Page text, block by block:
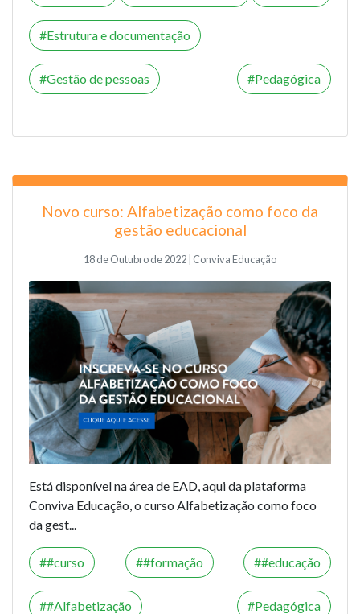
Estrutura e documentação
Gestão de pessoas Pedagógica
Novo curso: Alfabetização como foco da
gestão educacional
18 de Outubro de 2022 | Conviva Educação
Está disponível na área de EAD, aqui da plataforma
Conviva Educação, o curso Alfabetização como foco
da gest...
#curso #formação #educação
#Alfabetização Pedagógica